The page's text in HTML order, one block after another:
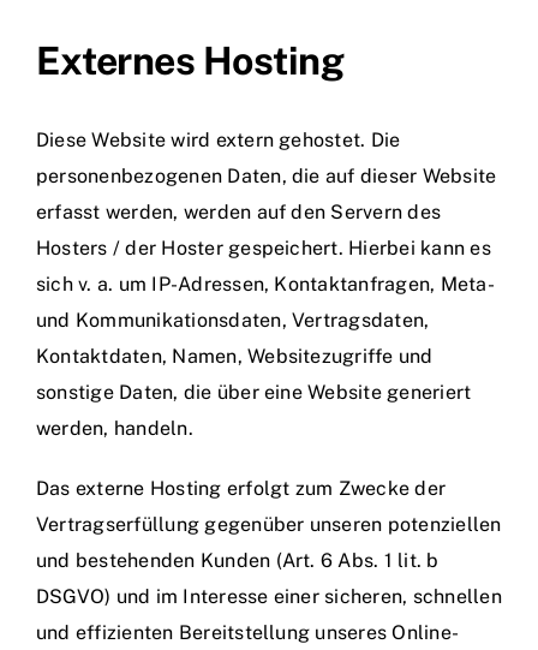
Externes Hosting
Diese Website wird extern gehostet. Die
personenbezogenen Daten, die auf dieser Website
erfasst werden, werden auf den Servern des
Hosters / der Hoster gespeichert. Hierbei kann es
sich v. a. um IP-Adressen, Kontaktanfragen, Meta-
und Kommunikationsdaten, Vertragsdaten,
Kontaktdaten, Namen, Websitezugriffe und
sonstige Daten, die über eine Website generiert
werden, handeln.
Das externe Hosting erfolgt zum Zwecke der
Vertragserfüllung gegenüber unseren potenziellen
und bestehenden Kunden (Art. 6 Abs. 1 lit. b
DSGVO) und im Interesse einer sicheren, schnellen
und effizienten Bereitstellung unseres Online-